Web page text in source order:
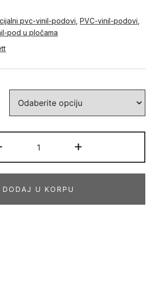
pvc-vinil-podovi PVC-vinil-podovi
pod u pločama
Tarkett
-
7
količina
+
DODAJ U KORPU